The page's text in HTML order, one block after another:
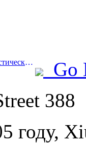
Prev:Число международных туристических прибытий в мире в первой половине года увеличилось на 5% в годовом исчислении
Go
388
году,